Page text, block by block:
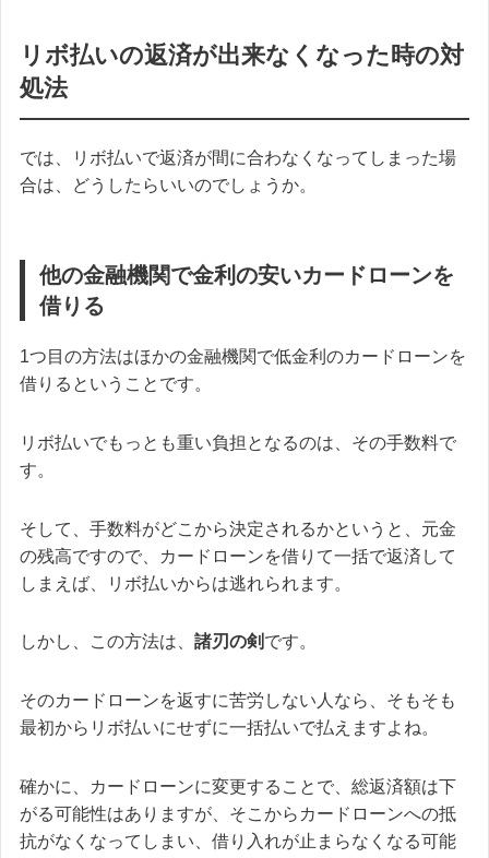
リボ払いの返済が出来なくなった時の対
処法
では、リボ払いで返済が間に合わなくなってしまった場
合は、どうしたらいいのでしょうか。
他の金融機関で金利の安いカードローンを
借りる
1つ目の方法はほかの金融機関で低金利のカードローンを
借りるということです。
リボ払いでもっとも重い負担となるのは、その手数料で
す。
そして、手数料がどこから決定されるかというと、元金
の残高ですので、カードローンを借りて一括で返済して
しまえば、リボ払いからは逃れられます。
しかし、この方法は、 諸刃の剣 です。
そのカードローンを返すに苦労しない人なら、そもそも
最初からリボ払いにせずに一括払いで払えますよね。
確かに、カードローンに変更することで、総返済額は下
がる可能性はありますが、 そこからカードローンへの抵
抗がなくなってしまい、借り入れが止まらなくなる可能